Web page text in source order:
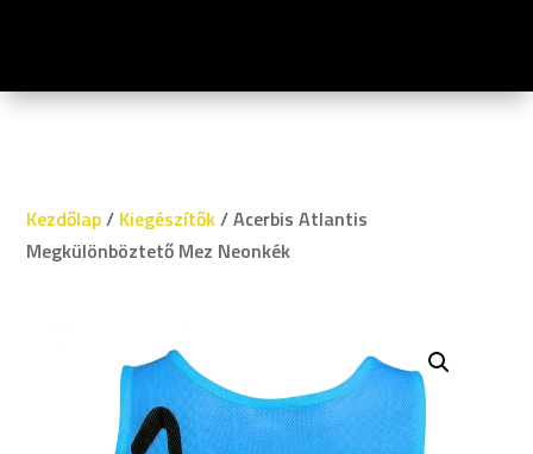
Kezdőlap/ Kiegészítők/ Acerbis Atlantis
Megkülönböztető Mez Neonkék